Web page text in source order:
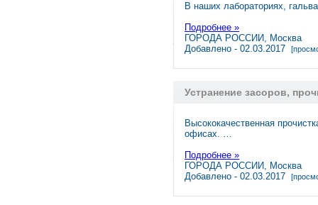
В наших лабораториях,
Подробнее »
ГОРОДА РОССИИ, Москва
Добавлено - 02.03.2017
Устранение засоров,
Высококачественная
офисах. …
Подробнее »
ГОРОДА РОССИИ, Москва
Добавлено - 02.03.2017